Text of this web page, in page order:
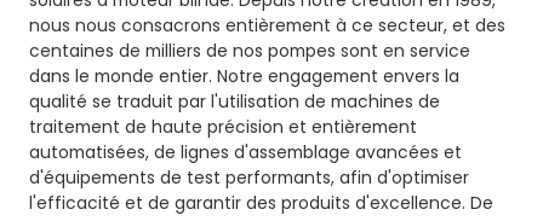
nous nous consacrons entièrement à ce secteur, et des
centaines de milliers de nos pompes sont en service
dans le monde entier. Notre engagement envers la
qualité se traduit par l'utilisation de machines de
traitement de haute précision et entièrement
automatisées, de lignes d'assemblage avancées et
d'équipements de test performants, afin d'optimiser
l'efficacité et de garantir des produits d'excellence. De